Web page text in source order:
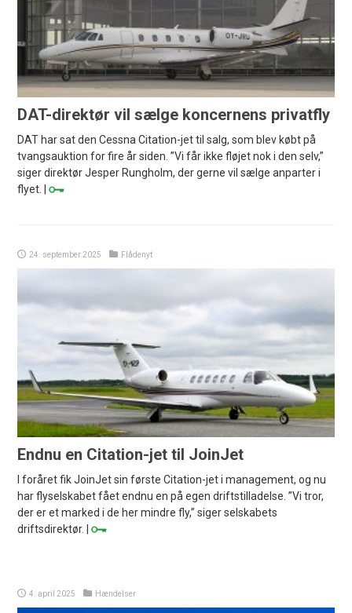
DAT-direktør vil sælge koncernens privatfly
DAT har sat den Cessna Citation-jet til salg, som blev købt på
tvangsauktion for fire år siden. ”Vi får ikke fløjet nok i den selv,”
siger direktør Jesper Rungholm, der gerne vil sælge anparter i
flyet. |
24. september 2025 Flådenyt
Endnu en Citation-jet til JoinJet
I foråret fik JoinJet sin første Citation-jet i management, og nu
har flyselskabet fået endnu en på egen driftstilladelse. ”Vi tror,
der er et marked i de her mindre fly,” siger selskabets
driftsdirektør. |
4. april 2025 Hændelser